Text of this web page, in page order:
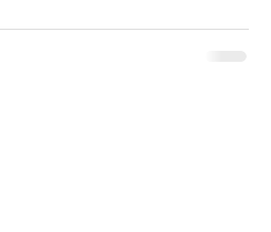
Social-Media-Müdigkeit